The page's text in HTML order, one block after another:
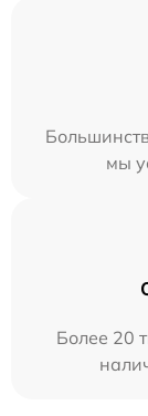
мы
Более 20